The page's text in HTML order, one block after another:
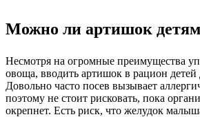
Можно ли артишок детям
Несмотря на огромные преимущества
овоща, вводить артишок в рацион детей
Довольно часто посев вызывает
поэтому не стоит рисковать, пока
окрепнет. Есть риск, что желудок